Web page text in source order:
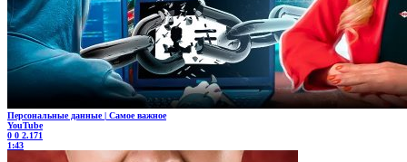
Персональные данные | Самое важное
YouTube
0 0 2.171
1:43